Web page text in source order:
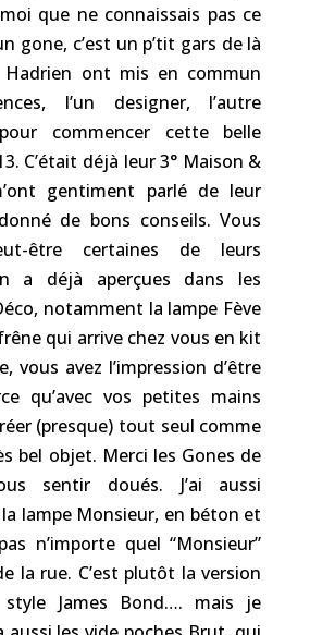
que ne connaissais pas ce
gone, c’est un p’tit gars de là
ont mis en commun
l’un designer, l’autre
commencer cette belle
C’était déjà leur 3° Maison &
gentiment parlé de leur
de bons conseils. Vous
être certaines de leurs
a déjà aperçues dans les
notamment la lampe Fève
qui arrive chez vous en kit
vous avez l’impression d’être
qu’avec vos petites mains
(presque) tout seul comme
bel objet. Merci les Gones de
sentir doués. J’ai aussi
lampe Monsieur, en béton et
n’importe quel “Monsieur”
la rue. C’est plutôt la version
James Bond…. mais je